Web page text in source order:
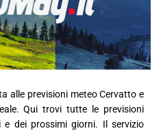
alle previsioni meteo Cervatto e
Qui trovi tutte le previsioni
e dei prossimi giorni. Il servizio